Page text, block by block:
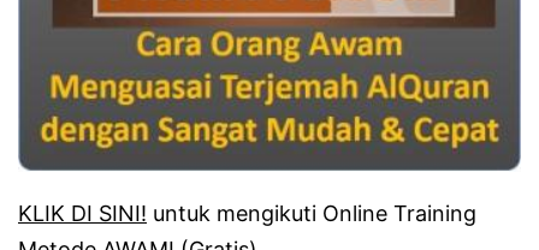
KLIK DI SINI! untuk mengikuti Online Training